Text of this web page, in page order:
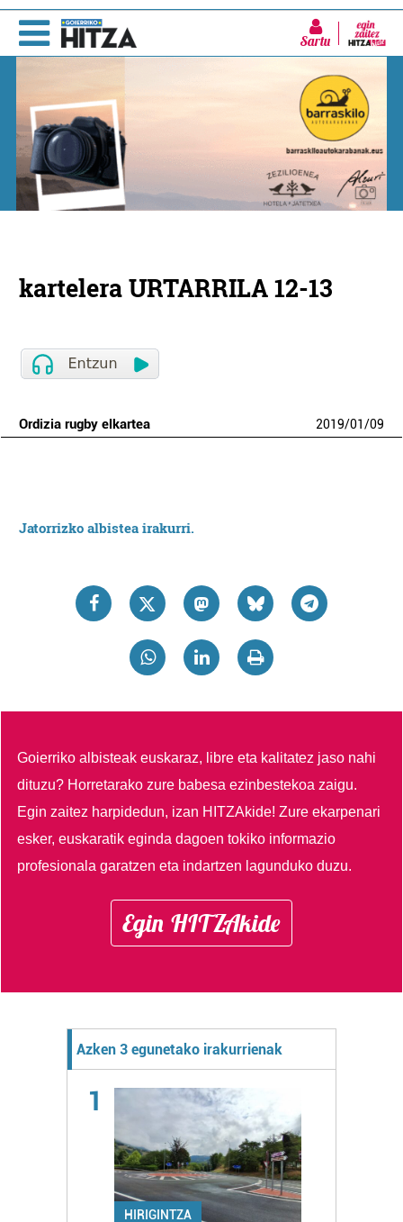
Sartu
kartelera URTARRILA 12-13
Ordizia rugby elkartea 2019/01/09
Jatorrizko albistea irakurri.
Goierriko albisteak euskaraz, libre eta kalitatez jaso nahi
dituzu? Horretarako zure babesa ezinbestekoa zaigu.
Egin zaitez harpidedun, izan HITZAkide!Zure ekarpenari
esker, euskaratik eginda dagoen tokiko informazio
profesionala garatzen eta indartzen lagunduko duzu.
Egin HITZAkide
Azken 3 egunetako irakurrienak
1
HIRIGINTZA